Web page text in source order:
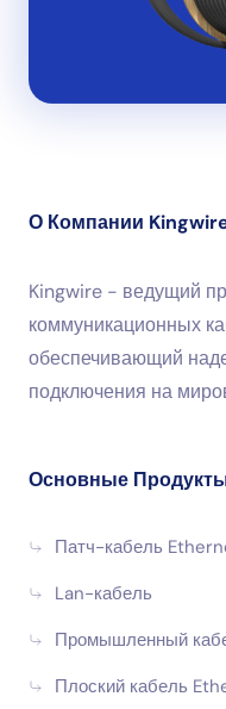
О Компании
Kingwire - ведущий
коммуникационных
обеспечивающий
подключения на
Основные
Патч-кабель
Lan-кабель
Промышленный
Плоский кабель